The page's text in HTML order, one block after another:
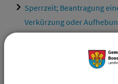
Sperrzeit; Beantragung
Verkürzung oder
Wohnsitz; Abmeldung
Wohnsitz; Anmeldung
Wohnsitz; Mitteilung über